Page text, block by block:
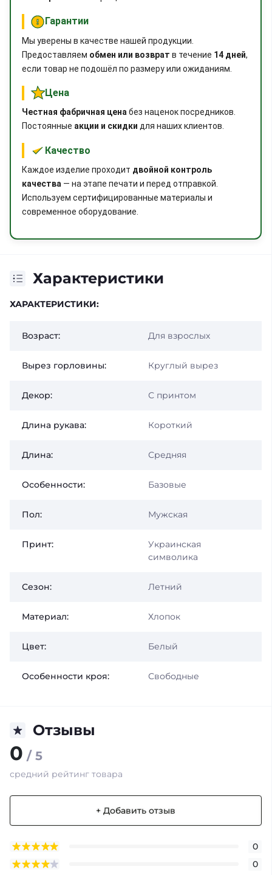
Гарантии
Мы уверены в качестве нашей продукции.
Предоставляем обмен или возврат в течение 14 дней,
если товар не подошёл по размеру или ожиданиям.
Цена
Честная фабричная ценабез наценок посредников.
Постоянные акции и скидки для наших клиентов.
Качество
Каждое изделие проходит двойной контроль
качества — на этапе печати и перед отправкой.
Используем сертифицированные материалы и
современное оборудование.
Характеристики
ХАРАКТЕРИСТИКИ:
Возраст: Для взрослых
Вырез горловины: Круглый вырез
Декор: С принтом
Длина рукава: Короткий
Длина: Средняя
Особенности: Базовые
Пол: Мужская
Принт:
Украинская
символика
Сезон: Летний
Материал: Хлопок
Цвет: Белый
Особенности кроя: Свободные
Отзывы
0 / 5
средний рейтинг товара
+ Добавить отзыв
0
0